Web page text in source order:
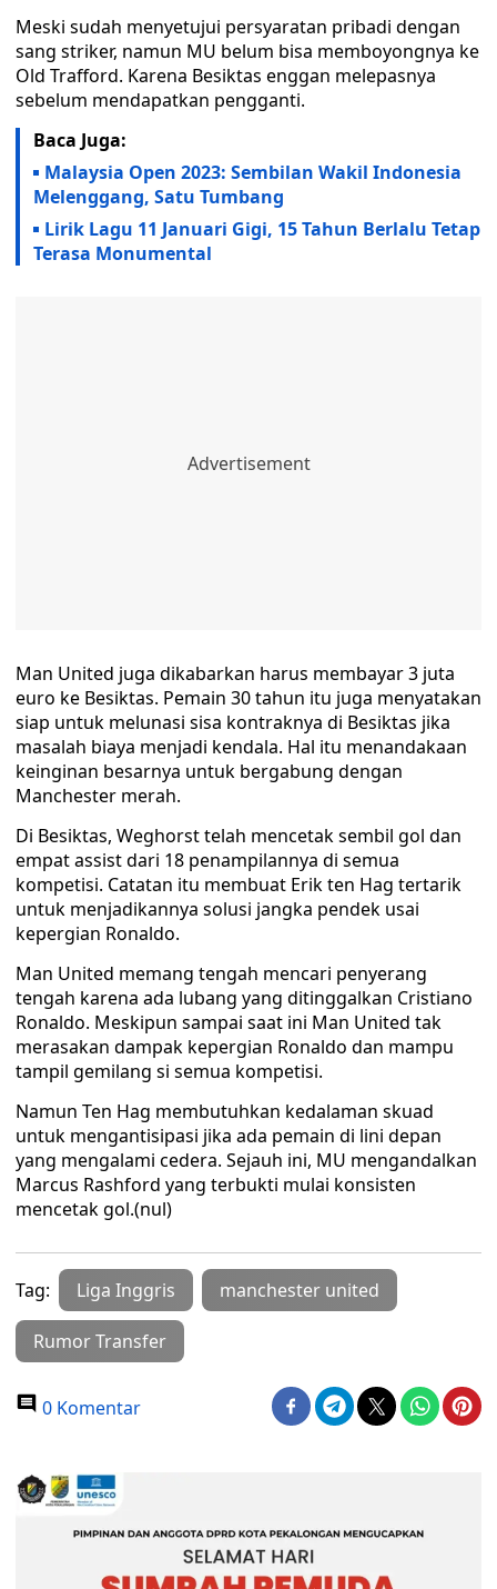
Meski sudah menyetujui persyaratan pribadi dengan
sang striker, namun MU belum bisa memboyongnya ke
Old Trafford. Karena Besiktas enggan melepasnya
sebelum mendapatkan pengganti.
Baca Juga:
Malaysia Open 2023: Sembilan Wakil Indonesia
Melenggang, Satu Tumbang
Lirik Lagu 11 Januari Gigi, 15 Tahun Berlalu Tetap
Terasa Monumental
Man United juga dikabarkan harus membayar 3 juta
euro ke Besiktas. Pemain 30 tahun itu juga menyatakan
siap untuk melunasi sisa kontraknya di Besiktas jika
masalah biaya menjadi kendala. Hal itu menandakaan
keinginan besarnya untuk bergabung dengan
Manchester merah.
Di Besiktas, Weghorst telah mencetak sembil gol dan
empat assist dari 18 penampilannya di semua
kompetisi. Catatan itu membuat Erik ten Hag tertarik
untuk menjadikannya solusi jangka pendek usai
kepergian Ronaldo.
Man United memang tengah mencari penyerang
tengah karena ada lubang yang ditinggalkan Cristiano
Ronaldo. Meskipun sampai saat ini Man United tak
merasakan dampak kepergian Ronaldo dan mampu
tampil gemilang si semua kompetisi.
Namun Ten Hag membutuhkan kedalaman skuad
untuk mengantisipasi jika ada pemain di lini depan
yang mengalami cedera. Sejauh ini, MU mengandalkan
Marcus Rashford yang terbukti mulai konsisten
mencetak gol.(nul)
Tag: Liga Inggris manchester united
Rumor Transfer
0 Komentar